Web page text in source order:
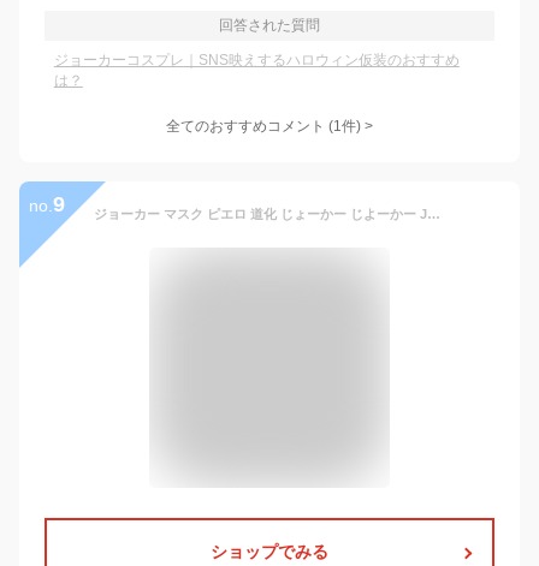
回答された質問
ジョーカーコスプレ｜SNS映えするハロウィン仮装のおすすめ
は？
全てのおすすめコメント (1件) >
no. 9 ジョーカー マスク ピエロ 道化 じょーかー じよーかー JOKER 被り物 仮面 お面 演劇 ハロウィン コスプレ 衣装 仮装 コスチューム ダークヒーロー 怖い 恐い こわい ホラー 悪 ダークサイド メール便送料無料
ショップでみる